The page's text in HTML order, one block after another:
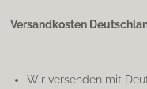
Versandkosten
Wir versenden mit